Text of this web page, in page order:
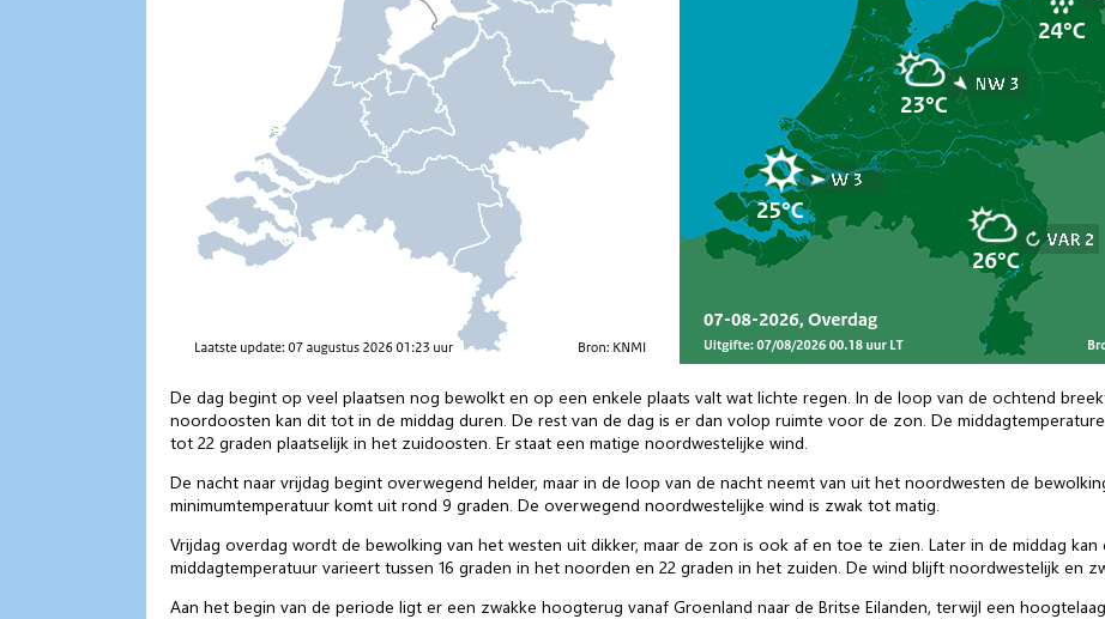
De dag begint op veel plaatsen nog bewolkt en op een enkele plaats valt wat lichte regen. In de loop van de ochtend
noordoosten kan dit tot in de middag duren. De rest van de dag is er dan volop ruimte voor de zon. De
tot 22 graden plaatselijk in het zuidoosten. Er staat een matige noordwestelijke wind.
De nacht naar vrijdag begint overwegend helder, maar in de loop van de nacht neemt van uit het noordwesten de
minimumtemperatuur komt uit rond 9 graden. De overwegend noordwestelijke wind is zwak tot matig.
Vrijdag overdag wordt de bewolking van het westen uit dikker, maar de zon is ook af en toe te zien. Later in de middag
middagtemperatuur varieert tussen 16 graden in het noorden en 22 graden in het zuiden. De wind blijft noordwestelijk en
Aan het begin van de periode ligt er een zwakke hoogterug vanaf Groenland naar de Britse Eilanden, terwijl een